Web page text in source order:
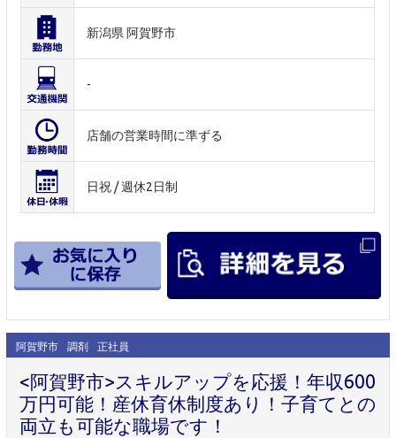
新潟県 阿賀野市
-
店舗の営業時間に準ずる
日祝 / 週休2日制
阿賀野市 調剤 正社員
<阿賀野市>スキルアップを応援！年収600
万円可能！産休育休制度あり！子育てとの
両立も可能な職場です！